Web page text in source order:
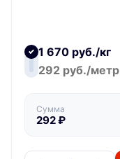
1 670 руб./кг
292 руб./метр
Сумма
292₽